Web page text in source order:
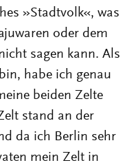
»Stadtvolk«, was
oder dem
sagen kann. Als
habe ich genau
beiden Zelte
stand an der
da ich Berlin sehr
mein Zelt in